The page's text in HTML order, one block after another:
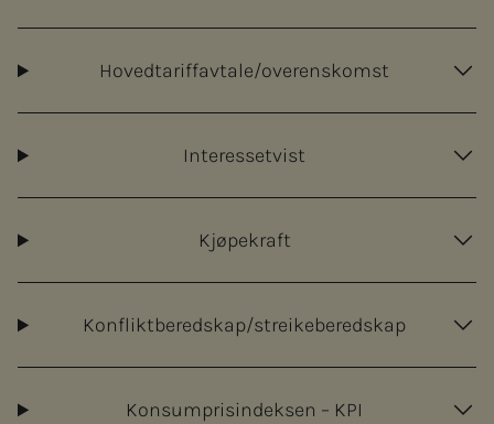
Hovedtariffavtale/overenskomst
Interessetvist
Kjøpekraft
Konfliktberedskap/streikeberedskap
Konsumprisindeksen – KPI